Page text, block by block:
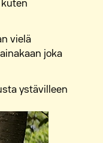
vielä
joka
ystävilleen